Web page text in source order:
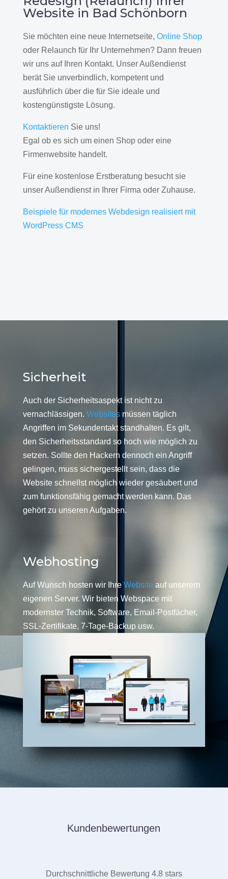
Website in Bad Schönborn
Sie möchten eine neue Internetseite, Online Shop
oder Relaunch für Ihr Unternehmen? Dann freuen
wir uns auf Ihren Kontakt. Unser Außendienst
berät Sie unverbindlich, kompetent und
ausführlich über die für Sie ideale und
kostengünstigste Lösung.
Kontaktieren Sie uns!
Egal ob es sich um einen Shop oder eine
Firmenwebsite handelt.
Für eine kostenlose Erstberatung besucht sie
unser Außendienst in Ihrer Firma oder Zuhause.
Beispiele für modernes Webdesign realisiert mit
WordPress CMS
Sicherheit
Auch der Sicherheitsaspekt ist nicht zu
vernachlässigen. Websitesmüssen täglich
Angriffen im Sekundentakt standhalten. Es gilt,
den Sicherheitsstandard so hoch wie möglich zu
setzen. Sollte den Hackern dennoch ein Angriff
gelingen, muss sichergestellt sein, dass die
Website schnellst möglich wieder gesäubert und
zum funktionsfähig gemacht werden kann. Das
gehört zu unseren Aufgaben.
Webhosting
Auf Wunsch hosten wir Ihre Website auf unserem
eigenen Server. Wir bieten Webspace mit
modernster Technik, Software, Email-Postfächer,
SSL-Zertifikate, 7-Tage-Backup usw.
Kundenbewertungen
Durchschnittliche Bewertung 4.8 stars